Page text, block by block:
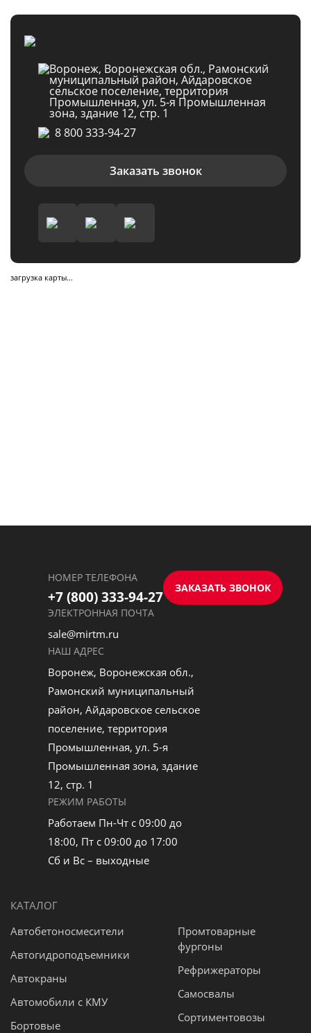
Воронеж, Воронежская обл., Рамонский
муниципальный район, Айдаровское
сельское поселение, территория
Промышленная, ул. 5-я Промышленная
зона, здание 12, стр. 1
8 800 333-94-27
Заказать звонок
загрузка карты...
НОМЕР ТЕЛЕФОНА
+7 (800) 333-94-27
ЗАКАЗАТЬ ЗВОНОК
ЭЛЕКТРОННАЯ ПОЧТА
sale@mirtm.ru
НАШ АДРЕС
Воронеж, Воронежская обл.,
Рамонский муниципальный
район, Айдаровское сельское
поселение, территория
Промышленная, ул. 5-я
Промышленная зона, здание
12, стр. 1
РЕЖИМ РАБОТЫ
Работаем Пн-Чт с 09:00 до
18:00, Пт с 09:00 до 17:00
Сб и Вс – выходные
КАТАЛОГ
Автобетоносмесители
Автогидроподъемники
Автокраны
Автомобили с КМУ
Бортовые
Промтоварные
фургоны
Рефрижераторы
Самосвалы
Сортиментовозы